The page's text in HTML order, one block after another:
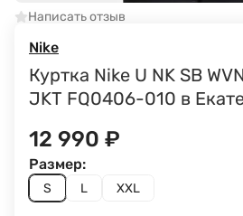
Написать отзыв
Nike
Куртка Nike U NK SB
JKT FQ0406-010 в
12 990 ₽
S L XXL
Размер: